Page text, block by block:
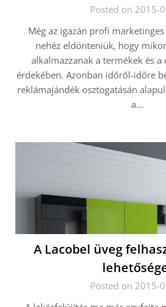
Posted on 2015-
Még az igazán profi
nehéz eldönteniük, hogy
alkalmazzanak a termékek és a
érdekében. Azonban időről-időre
reklámajándék osztogatásán
a…
A Lacobel üveg
Posted on 2015-